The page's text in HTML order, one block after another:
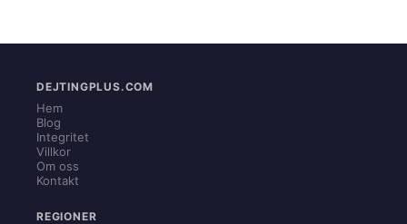
DEJTINGPLUS.COM
Hem
Blog
Integritet
Villkor
Om oss
Kontakt
REGIONER